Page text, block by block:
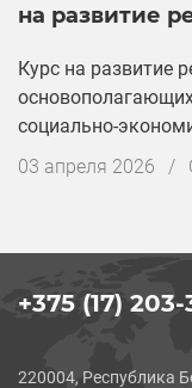
на развитие
Курс на развитие
социально-
Дата
03 апреля 2026 /
+375 (17) 203-
220004, Республика